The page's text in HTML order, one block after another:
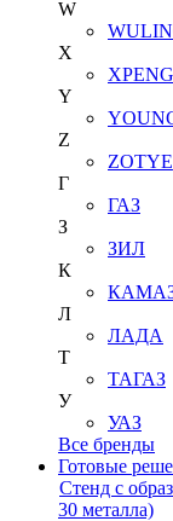
W
X
XPENG
Y
Z
ZOTYE
Г
ГАЗ
З
ЗИЛ
К
Л
ЛАДА
Т
ТАГАЗ
У
УАЗ
Все бренды
Готовые
Стенд с
30 металла)